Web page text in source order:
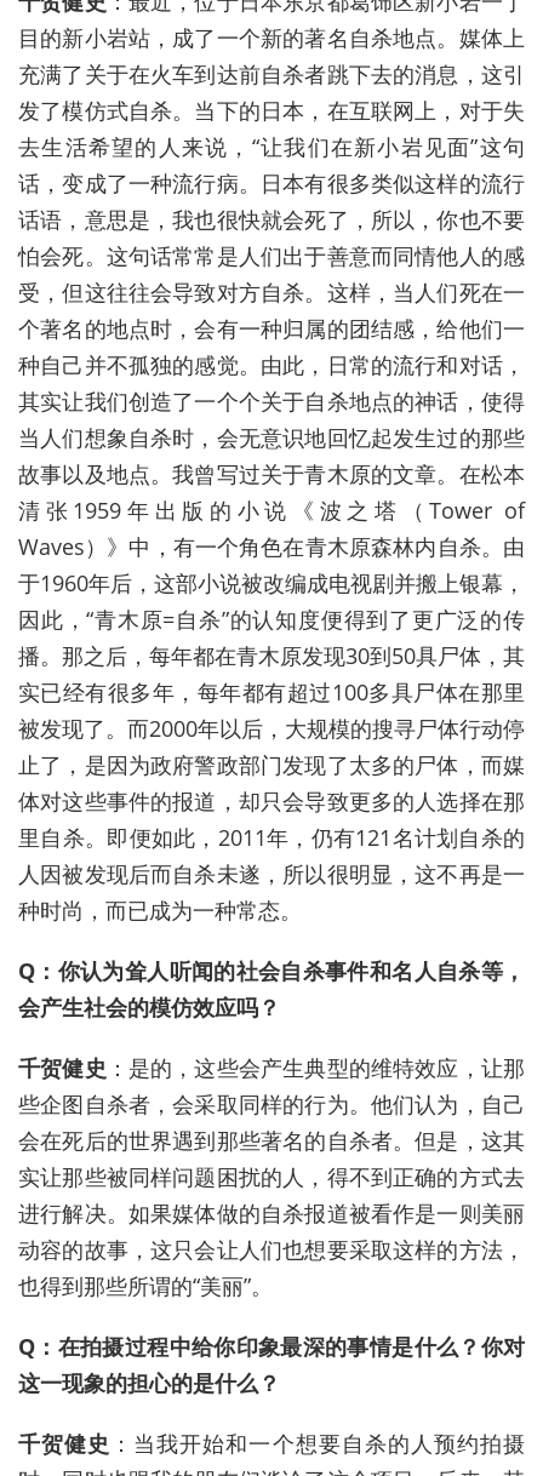
目的新小岩站，成了一个新的著名自杀地点。媒体上
充满了关于在火车到达前自杀者跳下去的消息，这引
发了模仿式自杀。当下的日本，在互联网上，对于失
去生活希望的人来说，“让我们在新小岩见面”这句
话，变成了一种流行病。日本有很多类似这样的流行
话语，意思是，我也很快就会死了，所以，你也不要
怕会死。这句话常常是人们出于善意而同情他人的感
受，但这往往会导致对方自杀。这样，当人们死在一
个著名的地点时，会有一种归属的团结感，给他们一
种自己并不孤独的感觉。由此，日常的流行和对话，
其实让我们创造了一个个关于自杀地点的神话，使得
当人们想象自杀时，会无意识地回忆起发生过的那些
故事以及地点。我曾写过关于青木原的文章。在松本
清张1959年出版的小说《波之塔（Tower of
Waves）》中，有一个角色在青木原森林内自杀。由
于1960年后，这部小说被改编成电视剧并搬上银幕，
因此，“青木原=自杀”的认知度便得到了更广泛的传
播。那之后，每年都在青木原发现30到50具尸体，其
实已经有很多年，每年都有超过100多具尸体在那里
被发现了。而2000年以后，大规模的搜寻尸体行动停
止了，是因为政府警政部门发现了太多的尸体，而媒
体对这些事件的报道，却只会导致更多的人选择在那
里自杀。即便如此，2011年，仍有121名计划自杀的
人因被发现后而自杀未遂，所以很明显，这不再是一
种时尚，而已成为一种常态。
Q：你认为耸人听闻的社会自杀事件和名人自杀等，
会产生社会的模仿效应吗？
千贺健史 ：是的，这些会产生典型的维特效应，让那
些企图自杀者，会采取同样的行为。他们认为，自己
会在死后的世界遇到那些著名的自杀者。但是，这其
实让那些被同样问题困扰的人，得不到正确的方式去
进行解决。如果媒体做的自杀报道被看作是一则美丽
动容的故事，这只会让人们也想要采取这样的方法，
也得到那些所谓的“美丽”。
Q：在拍摄过程中给你印象最深的事情是什么？你对
这一现象的担心的是什么？
千贺健史 ：当我开始和一个想要自杀的人预约拍摄